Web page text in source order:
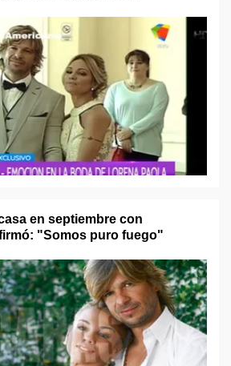
en septiembre con
"Somos puro fuego"